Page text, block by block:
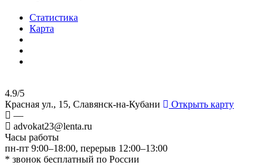
Статистика
Карта
4.9/5
Красная ул., 15, Славянск-на-Кубани
Открыть карту
—
advokat23@lenta.ru
Часы работы
пн-пт 9:00–18:00, перерыв 12:00–13:00
* звонок бесплатный по России